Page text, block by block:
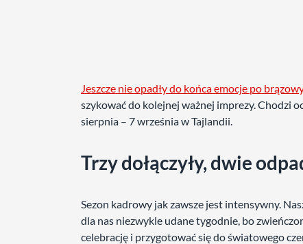
Jeszcze nie opadły do końca emocje po
szykować do kolejnej ważnej imprezy. Chodzi
sierpnia – 7 września w Tajlandii.
Trzy dołączyły, dwie
Sezon kadrowy jak zawsze jest intensywny.
dla nas niezwykle udane tygodnie, bo
celebrację i przygotować się do światowego